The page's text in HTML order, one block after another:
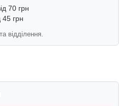
70 грн
45 грн
відділення.